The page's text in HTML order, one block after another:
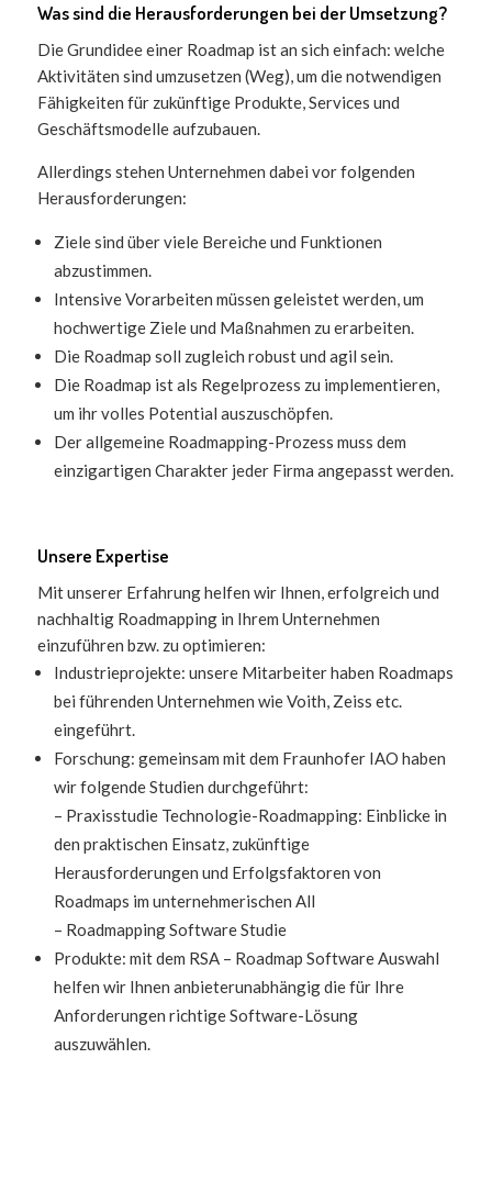
Was sind die Herausforderungen bei der Umsetzung?
Die Grundidee einer Roadmap ist an sich einfach: welche
Aktivitäten sind umzusetzen (Weg), um die notwendigen
Fähigkeiten für zukünftige Produkte, Services und
Geschäftsmodelle aufzubauen.
Allerdings stehen Unternehmen dabei vor folgenden
Herausforderungen:
Ziele sind über viele Bereiche und Funktionen
abzustimmen.
Intensive Vorarbeiten müssen geleistet werden, um
hochwertige Ziele und Maßnahmen zu erarbeiten.
Die Roadmap soll zugleich robust und agil sein.
Die Roadmap ist als Regelprozess zu implementieren,
um ihr volles Potential auszuschöpfen.
Der allgemeine Roadmapping-Prozess muss dem
einzigartigen Charakter jeder Firma angepasst werden.
Unsere Expertise
Mit unserer Erfahrung helfen wir Ihnen, erfolgreich und
nachhaltig Roadmapping in Ihrem Unternehmen
einzuführen bzw. zu optimieren:
Industrieprojekte: unsere Mitarbeiter haben Roadmaps
bei führenden Unternehmen wie Voith, Zeiss etc.
eingeführt.
Forschung: gemeinsam mit dem Fraunhofer IAO haben
wir folgende Studien durchgeführt:
– Praxisstudie Technologie-Roadmapping: Einblicke in
den praktischen Einsatz, zukünftige
Herausforderungen und Erfolgsfaktoren von
Roadmaps im unternehmerischen All
– Roadmapping Software Studie
Produkte: mit dem RSA – Roadmap Software Auswahl
helfen wir Ihnen anbieterunabhängig die für Ihre
Anforderungen richtige Software-Lösung
auszuwählen.